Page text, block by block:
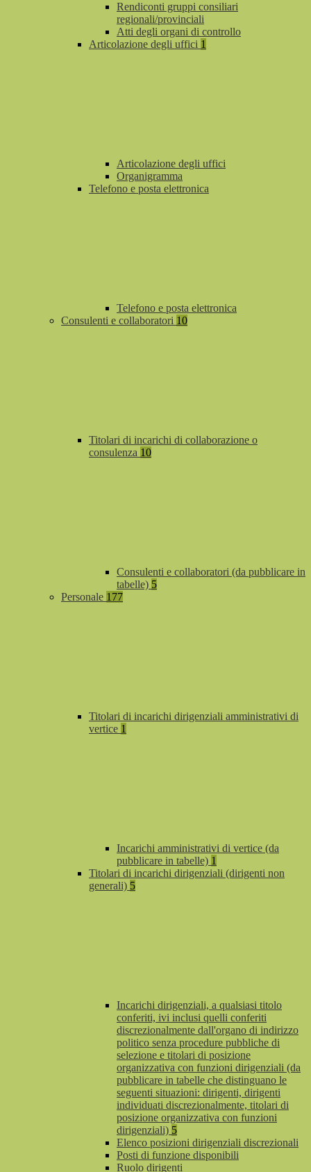
Rendiconti gruppi consiliari
regionali/provinciali
Atti degli organi di controllo
Articolazione degli uffici 1
Articolazione degli uffici
Organigramma
Telefono e posta elettronica
Telefono e posta elettronica
Consulenti e collaboratori 10
Titolari di incarichi di collaborazione o
consulenza 10
Consulenti e collaboratori (da pubblicare in
tabelle) 5
Personale 177
Titolari di incarichi dirigenziali amministrativi di
vertice 1
Incarichi amministrativi di vertice (da
pubblicare in tabelle) 1
Titolari di incarichi dirigenziali (dirigenti non
generali) 5
Incarichi dirigenziali, a qualsiasi titolo
conferiti, ivi inclusi quelli conferiti
discrezionalmente dall'organo di indirizzo
politico senza procedure pubbliche di
selezione e titolari di posizione
organizzativa con funzioni dirigenziali (da
pubblicare in tabelle che distinguano le
seguenti situazioni: dirigenti, dirigenti
individuati discrezionalmente, titolari di
posizione organizzativa con funzioni
dirigenziali) 5
Elenco posizioni dirigenziali discrezionali
Posti di funzione disponibili
Ruolo dirigenti